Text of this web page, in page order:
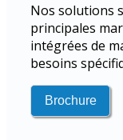
Nos solutions
principales
intégrées de
besoins